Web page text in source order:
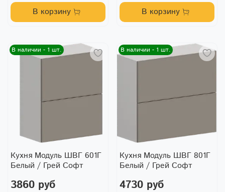
В корзину В корзину
В наличии - 1 шт.
Кухня Модуль ШВГ 601Г
Белый / Грей Софт
3860 руб
В наличии - 1 шт.
Кухня Модуль ШВГ 801Г
Белый / Грей Софт
4730 руб